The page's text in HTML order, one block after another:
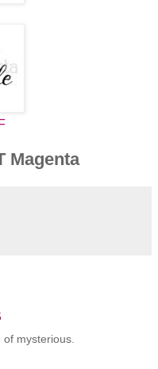
Magenta
mysterious.